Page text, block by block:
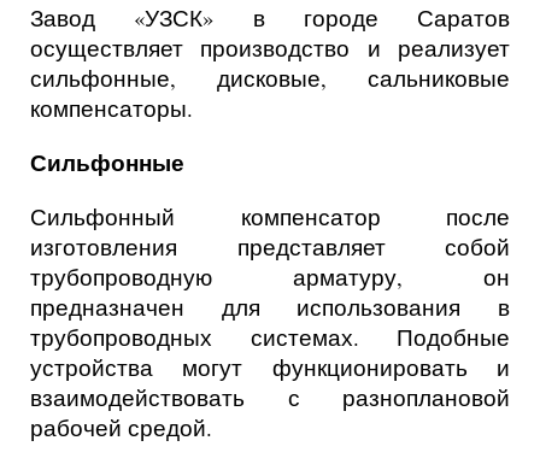
Завод «УЗСК» в городе Саратов
осуществляет производство и реализует
сильфонные, дисковые, сальниковые
компенсаторы.
Сильфонные
Сильфонный компенсатор после
изготовления представляет собой
трубопроводную арматуру, он
предназначен для использования в
трубопроводных системах. Подобные
устройства могут функционировать и
взаимодействовать с разноплановой
рабочей средой.